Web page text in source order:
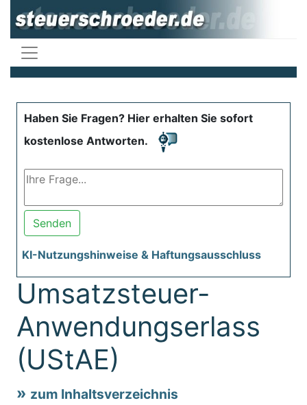
Haben Sie Fragen? Hier erhalten Sie sofort
kostenlose Antworten.
Senden
KI-Nutzungshinweise & Haftungsausschluss
Umsatzsteuer-
Anwendungserlass
(UStAE)
zum Inhaltsverzeichnis